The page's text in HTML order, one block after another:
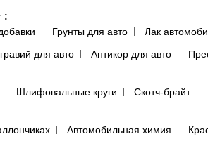
:
Грунты для авто Лак
для авто Антикор для авто
Шлифовальные круги Скотч-брайт
Автомобильная химия